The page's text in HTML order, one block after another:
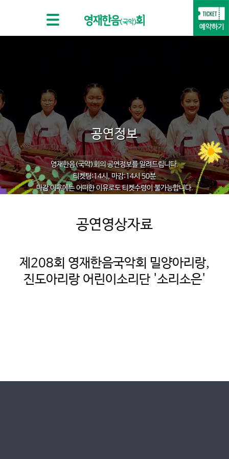
공연정보
영재한음(국악)회의 공연정보를 알려드립니다.
티켓팅:14시, 마감:14시 50분
마감 이후에는 어떠한 이유로도 티켓수령이 불가능합니다.
공연영상자료
제208회 영재한음국악회 밀양아리랑,
진도아리랑 어린이소리단 '소리소은'